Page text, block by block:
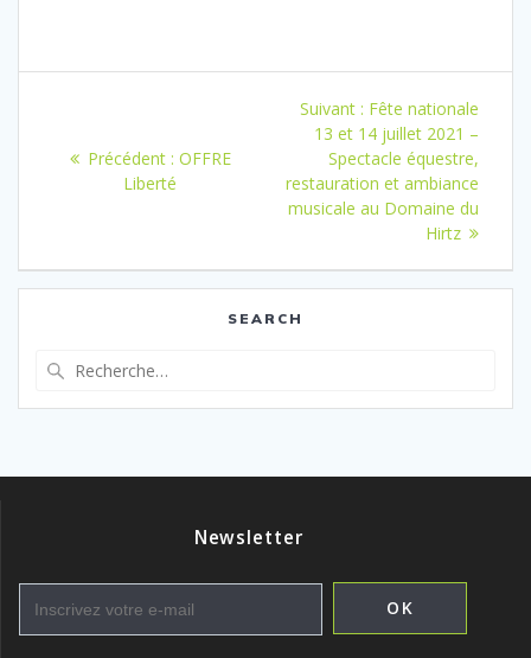
l’article
Précédent : Article
OFFRE
Liberté
Suivant : Article
suivant
:
Fête nationale
13 et 14 juillet 2021 –
Spectacle équestre,
restauration et ambiance
musicale au Domaine du
Hirtz
SEARCH
:
Newsletter